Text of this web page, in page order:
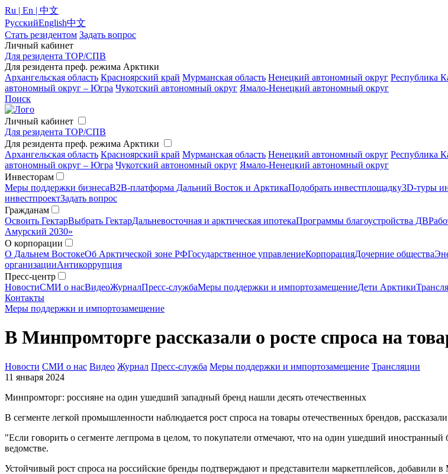
Ru | En | 中文
РусскийEnglish中文
Стать резидентом Задать вопрос
Личный кабинет
Для резидента ТОР/СПВ
Для резидента преф. режима Арктики
Архангельская область Красноярский край Мурманская область Ненецкий автономный округ Республика
автономный округ – Югра Чукотский автономный округ Ямало-Ненецкий автономный округ
Поиск
Личный кабинет
Для резидента ТОР/СПВ
Для резидента преф. режима Арктики
Архангельская область Красноярский край Мурманская область Ненецкий автономный округ Республика
автономный округ – Югра Чукотский автономный округ Ямало-Ненецкий автономный округ
Инвесторам
Меры поддержки бизнесаB2B-платформа Дальний Восток и АрктикаПодобрать инвестплощадку3D-туры
инвестпроектЗадать вопрос
Гражданам
Освоить ГектарВыбрать ГектарДальневосточная и арктическая ипотекаПрограммы благоустройства ДВ
Амурский 2030»
О корпорации
О Дальнем ВостокеОб Арктической зоне РФГосударственное управлениеКорпорацияДочерние общества
организацииАнтикоррупция
Пресс-центр
НовостиСМИ о насВидеоЖурналПресс-службаМеры поддержки и импортозамещениеДети Арктики
Контакты
Меры поддержки и импортозамещение
В Минпромторге рассказали о росте спроса на
Новости СМИ о нас Видео Журнал Пресс-служба Меры поддержки и импортозамещение Трансляции
11 января 2024
Минпромторг: россияне на один ушедший западный бренд нашли десять отечественных
В сегменте легкой промышленности наблюдается рост спроса на товары отечественных брендов,
"Если говорить о сегменте легпрома в целом, то покупатели отмечают, что на один ушедший
ведомстве.
Устойчивый рост спроса на российские бренды подтверждают и представители маркетплейсов, добавили